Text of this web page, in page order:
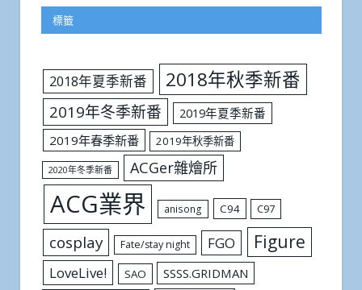
標籤
2018年夏季新番 2018年秋季新番
2019年冬季新番
2019年夏季新番
2019年春季新番
2019年秋季新番
2020年冬季新番 ACGer雜燴所
ACG業界 anisong C94 C97
cosplay Fate/stay night FGO Figure
LoveLive! SAO SSSS.GRIDMAN